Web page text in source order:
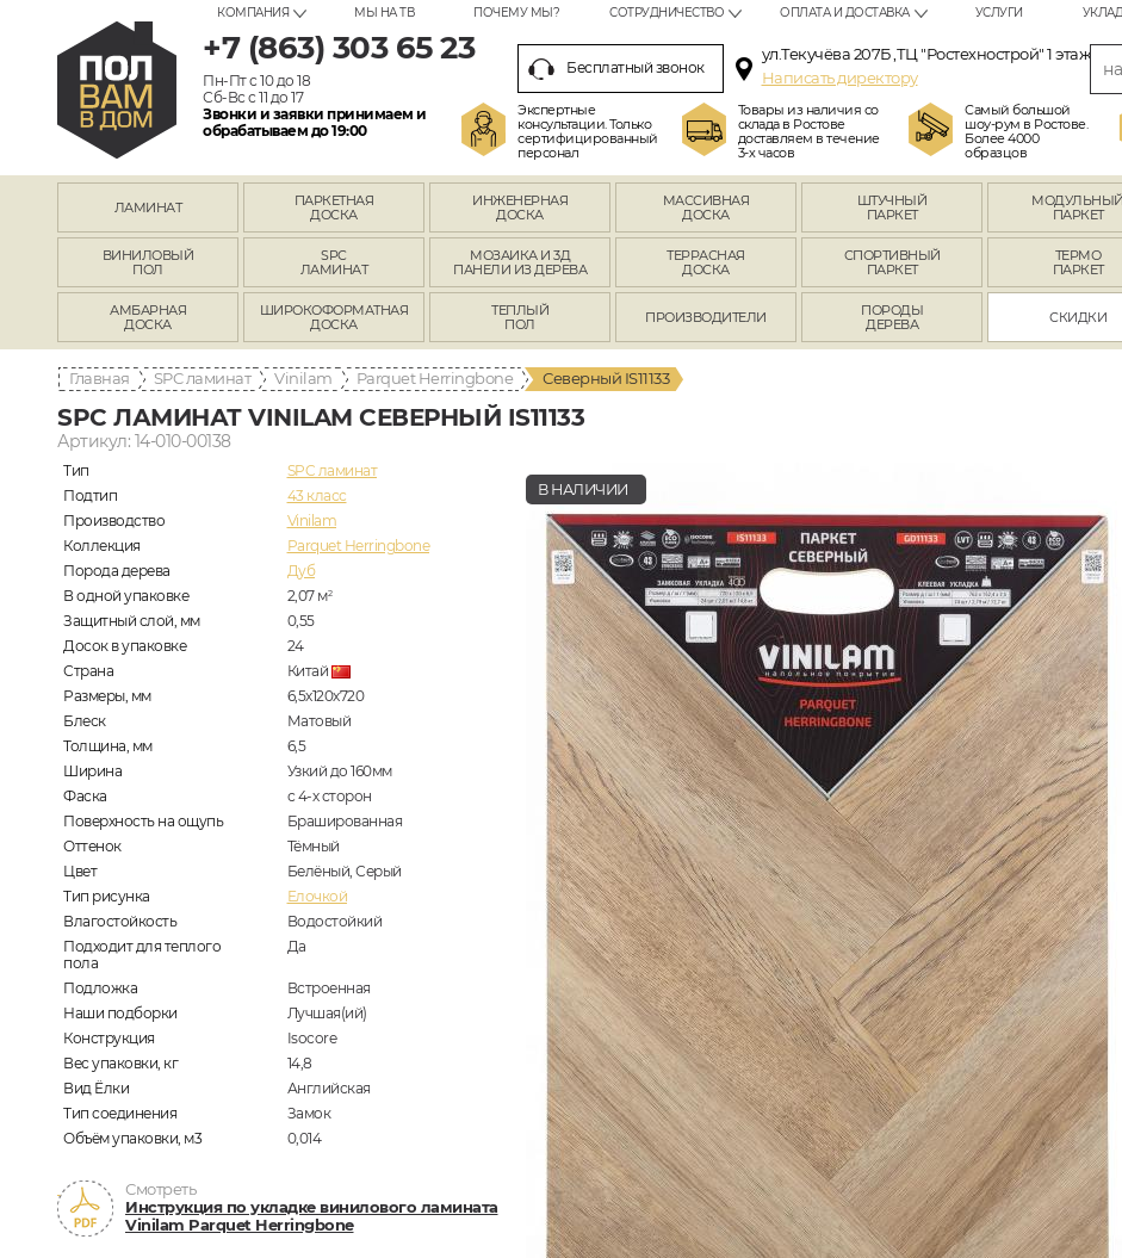
КОМПАНИЯ МЫ НА ТВ ПОЧЕМУ МЫ? СОТРУДНИЧЕСТВО ОПЛАТА И ДОСТАВКА УСЛУГИ
+7 (863) 303 65 23
Пн-Пт с 10 до 18
Сб-Вс с 11 до 17
Звонки и заявки принимаем и
обрабатываем до 19:00
Бесплатный звонок
ул.Текучёва 207Б ,ТЦ "Ростехнострой" 1 этаж
Написать директору
Экспертные
консультации. Только
сертифицированный
персонал
Товары из наличия со
склада в Ростове
доставляем в течение
3-х часов
Самый большой
шоу-рум в Ростове.
Более 4000
образцов
ЛАМИНАТ
ПАРКЕТНАЯ
ДОСКА
ИНЖЕНЕРНАЯ
ДОСКА
МАССИВНАЯ
ДОСКА
ШТУЧНЫЙ
ПАРКЕТ
МОДУЛЬНЫЙ
ПАРКЕТ
ВИНИЛОВЫЙ
ПОЛ
SPC
ЛАМИНАТ
МОЗАИКА И 3Д
ПАНЕЛИ ИЗ ДЕРЕВА
ТЕРРАСНАЯ
ДОСКА
СПОРТИВНЫЙ
ПАРКЕТ
ТЕРМО
ПАРКЕТ
АМБАРНАЯ
ДОСКА
ШИРОКОФОРМАТНАЯ
ДОСКА
ТЕПЛЫЙ
ПОЛ
ПРОИЗВОДИТЕЛИ
ПОРОДЫ
ДЕРЕВА
СКИДКИ
Главная SPC ламинат Vinilam Parquet Herringbone Северный IS11133
SPC ЛАМИНАТ VINILAM СЕВЕРНЫЙ IS11133
Артикул: 14-010-00138
Тип
SPC ламинат
Подтип
43 класс
Производство
Vinilam
Коллекция
Parquet Herringbone
Порода дерева
Дуб
В одной упаковке
2,07 м2
Защитный слой, мм
0,55
Досок в упаковке
24
Страна
Китай
Размеры, мм
6,5х120х720
Блеск
Матовый
Толщина, мм
6,5
Ширина
Узкий до 160мм
Фаска
с 4-х сторон
Поверхность на ощупь
Брашированная
Оттенок
Тёмный
Цвет
Белёный, Серый
Тип рисунка
Елочкой
Влагостойкость
Водостойкий
Подходит для теплого
пола
Да
Подложка
Встроенная
Наши подборки
Лучшая(ий)
Конструкция
Isocore
Вес упаковки, кг
14,8
Вид Ёлки
Английская
Тип соединения
Замок
Объём упаковки, м3
0,014
Смотреть
Инструкция по укладке винилового ламината
Vinilam Parquet Herringbone
В НАЛИЧИИ